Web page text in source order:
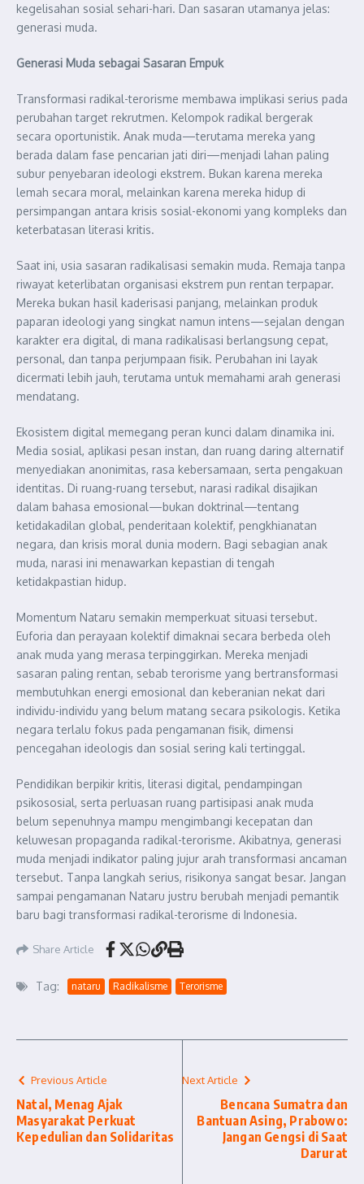
kegelisahan sosial sehari-hari. Dan sasaran utamanya jelas:
generasi muda.
Generasi Muda sebagai Sasaran Empuk
Transformasi radikal-terorisme membawa implikasi serius pada
perubahan target rekrutmen. Kelompok radikal bergerak
secara oportunistik. Anak muda—terutama mereka yang
berada dalam fase pencarian jati diri—menjadi lahan paling
subur penyebaran ideologi ekstrem. Bukan karena mereka
lemah secara moral, melainkan karena mereka hidup di
persimpangan antara krisis sosial-ekonomi yang kompleks dan
keterbatasan literasi kritis.
Saat ini, usia sasaran radikalisasi semakin muda. Remaja tanpa
riwayat keterlibatan organisasi ekstrem pun rentan terpapar.
Mereka bukan hasil kaderisasi panjang, melainkan produk
paparan ideologi yang singkat namun intens—sejalan dengan
karakter era digital, di mana radikalisasi berlangsung cepat,
personal, dan tanpa perjumpaan fisik. Perubahan ini layak
dicermati lebih jauh, terutama untuk memahami arah generasi
mendatang.
Ekosistem digital memegang peran kunci dalam dinamika ini.
Media sosial, aplikasi pesan instan, dan ruang daring alternatif
menyediakan anonimitas, rasa kebersamaan, serta pengakuan
identitas. Di ruang-ruang tersebut, narasi radikal disajikan
dalam bahasa emosional—bukan doktrinal—tentang
ketidakadilan global, penderitaan kolektif, pengkhianatan
negara, dan krisis moral dunia modern. Bagi sebagian anak
muda, narasi ini menawarkan kepastian di tengah
ketidakpastian hidup.
Momentum Nataru semakin memperkuat situasi tersebut.
Euforia dan perayaan kolektif dimaknai secara berbeda oleh
anak muda yang merasa terpinggirkan. Mereka menjadi
sasaran paling rentan, sebab terorisme yang bertransformasi
membutuhkan energi emosional dan keberanian nekat dari
individu-individu yang belum matang secara psikologis. Ketika
negara terlalu fokus pada pengamanan fisik, dimensi
pencegahan ideologis dan sosial sering kali tertinggal.
Pendidikan berpikir kritis, literasi digital, pendampingan
psikososial, serta perluasan ruang partisipasi anak muda
belum sepenuhnya mampu mengimbangi kecepatan dan
keluwesan propaganda radikal-terorisme. Akibatnya, generasi
muda menjadi indikator paling jujur arah transformasi ancaman
tersebut. Tanpa langkah serius, risikonya sangat besar. Jangan
sampai pengamanan Nataru justru berubah menjadi pemantik
baru bagi transformasi radikal-terorisme di Indonesia.
Share Article
Tag: nataru Radikalisme Terorisme
Previous Article
Natal, Menag Ajak
Masyarakat Perkuat
Kepedulian dan Solidaritas
Next Article
Bencana Sumatra dan
Bantuan Asing, Prabowo:
Jangan Gengsi di Saat
Darurat